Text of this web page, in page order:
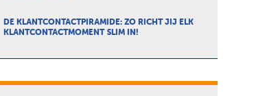
DE KLANTCONTACTPIRAMIDE: ZO RICHT JIJ ELK
KLANTCONTACTMOMENT SLIM IN!